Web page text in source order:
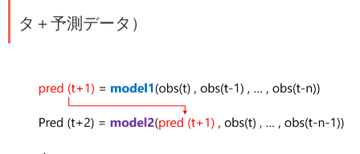
タ＋予測データ）